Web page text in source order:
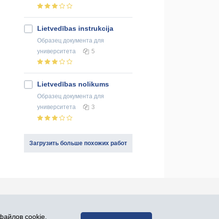
Lietvedības instrukcija
Образец документа для
университета
5
Lietvedības nolikums
Образец документа для
университета
3
Загрузить больше похожих работ
cookie.